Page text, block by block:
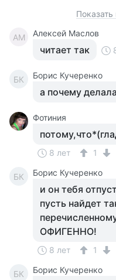
АМ Алексей Маслов
читает так
БК Борис Кучеренко
а почему
Фотиния
8 лет 1
БК Борис Кучеренко
и он тебя
пусть найдет
ОФИГЕННО!
8 лет 1
БК Борис Кучеренко